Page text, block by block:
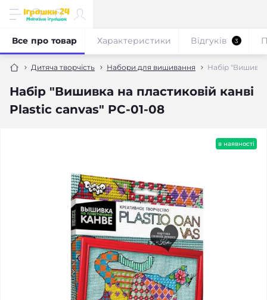
Дитяча творчість Набори для вишивання Набір "Вишивка
Набір "Вишивка на пластиковій канві
Plastic canvas" PC-01-08
Все про товар Характеристики Відгуків 3
в наявності